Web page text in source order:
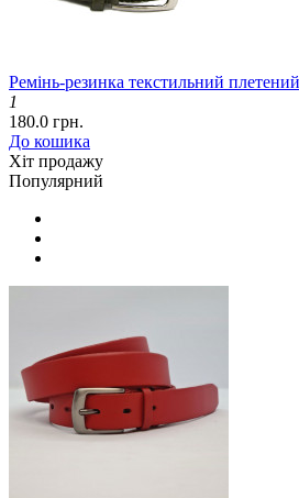
Ремінь-резинка текстильний
1
180.0 грн.
До кошика
Хіт продажу
Популярний